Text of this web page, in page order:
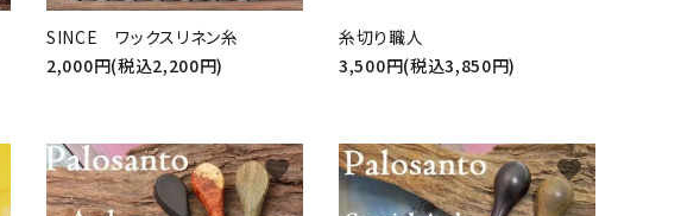
SINCE ワックスリネン糸
2,000円(税込2,200円)
糸切り職人
3,500円(税込3,850円)
favorite favorite